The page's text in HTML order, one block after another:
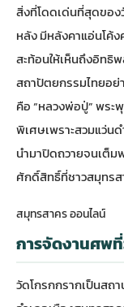
สิ่งที่โดดเด่นที่สุดของ
หลัง มีหลังคาแอ่นโค้ง
สะท้อนให้เห็นถึงอิท
สถาปัตยกรรมไทยอย่
คือ “หลวงพ่อปู่” พร
พิเศษเพราะสวมแว่นด
นำมาปิดถวายจนเต็
ศักดิ์สิทธิ์ที่ชาวสมุทรส
สมุทรสาคร ออนไลน์
การจัดงานศพ
วัดโกรกกรากเป็นส